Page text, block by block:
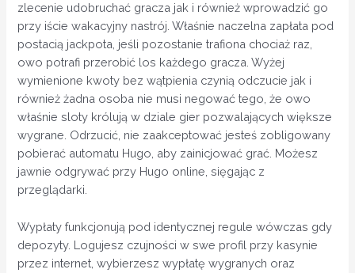
zlecenie udobruchać gracza jak i również wprowadzić go
przy iście wakacyjny nastrój. Właśnie naczelna zapłata pod
postacią jackpota, jeśli pozostanie trafiona chociaż raz,
owo potrafi przerobić los każdego gracza. Wyżej
wymienione kwoty bez wątpienia czynią odczucie jak i
również żadna osoba nie musi negować tego, że owo
właśnie sloty królują w dziale gier pozwalających większe
wygrane. Odrzucić, nie zaakceptować jesteś zobligowany
pobierać automatu Hugo, aby zainicjować grać. Możesz
jawnie odgrywać przy Hugo online, sięgając z
przeglądarki.
Wypłaty funkcjonują pod identycznej regule wówczas gdy
depozyty. Logujesz czujności w swe profil przy kasynie
przez internet, wybierzesz wypłatę wygranych oraz